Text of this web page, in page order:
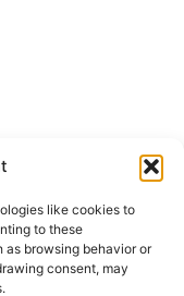
like cookies to
to these
browsing behavior or
consent, may